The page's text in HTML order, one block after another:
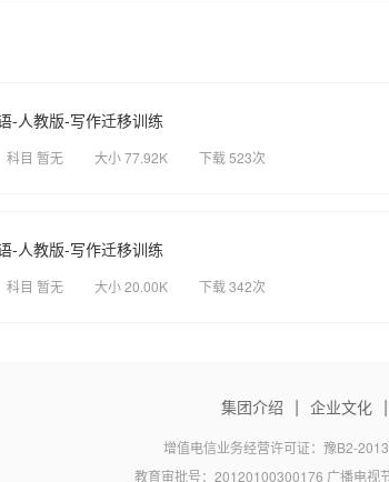
-人教版-写作迁移训练
科目 暂无 大小 77.92K 下载 523次
-人教版-写作迁移训练
科目 暂无 大小 20.00K 下载 342次
集团介绍 | 企业文化 |
增值电信业务经营许可证：豫B2-
教育审批号：20120100300176 广播电视